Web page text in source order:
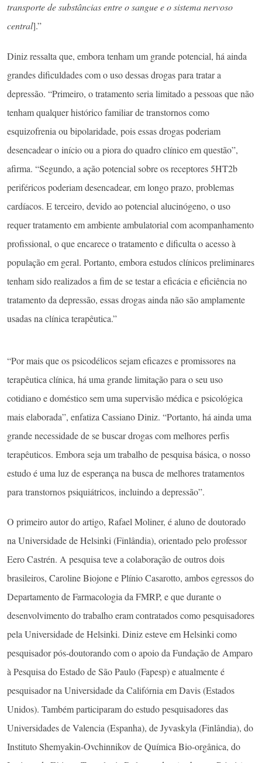
transporte de substâncias entre o sangue e o sistema nervoso
central].”
Diniz ressalta que, embora tenham um grande potencial, há ainda
grandes dificuldades com o uso dessas drogas para tratar a
depressão. “Primeiro, o tratamento seria limitado a pessoas que não
tenham qualquer histórico familiar de transtornos como
esquizofrenia ou bipolaridade, pois essas drogas poderiam
desencadear o início ou a piora do quadro clínico em questão”,
afirma. “Segundo, a ação potencial sobre os receptores 5HT2b
periféricos poderiam desencadear, em longo prazo, problemas
cardíacos. E terceiro, devido ao potencial alucinógeno, o uso
requer tratamento em ambiente ambulatorial com acompanhamento
profissional, o que encarece o tratamento e dificulta o acesso à
população em geral. Portanto, embora estudos clínicos preliminares
tenham sido realizados a fim de se testar a eficácia e eficiência no
tratamento da depressão, essas drogas ainda não são amplamente
usadas na clínica terapêutica.”
“Por mais que os psicodélicos sejam eficazes e promissores na
terapêutica clínica, há uma grande limitação para o seu uso
cotidiano e doméstico sem uma supervisão médica e psicológica
mais elaborada”, enfatiza Cassiano Diniz. “Portanto, há ainda uma
grande necessidade de se buscar drogas com melhores perfis
terapêuticos. Embora seja um trabalho de pesquisa básica, o nosso
estudo é uma luz de esperança na busca de melhores tratamentos
para transtornos psiquiátricos, incluindo a depressão”.
O primeiro autor do artigo, Rafael Moliner, é aluno de doutorado
na Universidade de Helsinki (Finlândia), orientado pelo professor
Eero Castrén. A pesquisa teve a colaboração de outros dois
brasileiros, Caroline Biojone e Plínio Casarotto, ambos egressos do
Departamento de Farmacologia da FMRP, e que durante o
desenvolvimento do trabalho eram contratados como pesquisadores
pela Universidade de Helsinki. Diniz esteve em Helsinki como
pesquisador pós-doutorando com o apoio da Fundação de Amparo
à Pesquisa do Estado de São Paulo (Fapesp) e atualmente é
pesquisador na Universidade da Califórnia em Davis (Estados
Unidos). Também participaram do estudo pesquisadores das
Universidades de Valencia (Espanha), de Jyvaskyla (Finlândia), do
Instituto Shemyakin-Ovchinnikov de Química Bio-orgânica, do